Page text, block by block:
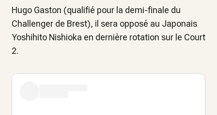
Hugo Gaston (qualifié pour la demi-finale du
Challenger de Brest), il sera opposé au Japonais
Yoshihito Nishioka en dernière rotation sur le Court
2.